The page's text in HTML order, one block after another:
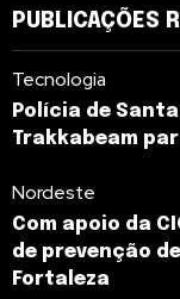
PUBLICAÇÕES
Tecnologia
Polícia de
Trakkabeam
Nordeste
Com apoio da
de prevenção
Fortaleza